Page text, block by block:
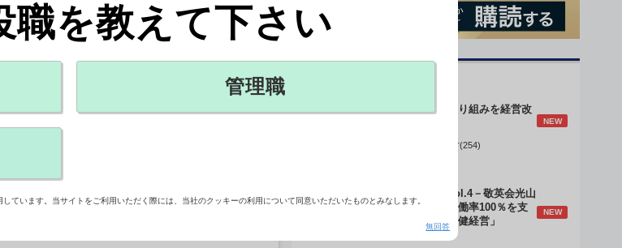
誌】
ることで、病院広報の活性化
の病院からエントリーがあっ
身体的拘束最小化の取り組みを経営改
NEW
データで読み解く病院経営(254)
介護経営のデザインVol.4－敬英会光山
誠理事長 「驚異の稼働率100％を支
える『顧客目線』の老健経営」
NEW
職を教えて下さい
管理職
ています。当サイトをご利用いただく際には、当社のクッキーの利用について同意いただいたものとみなします。
無回答